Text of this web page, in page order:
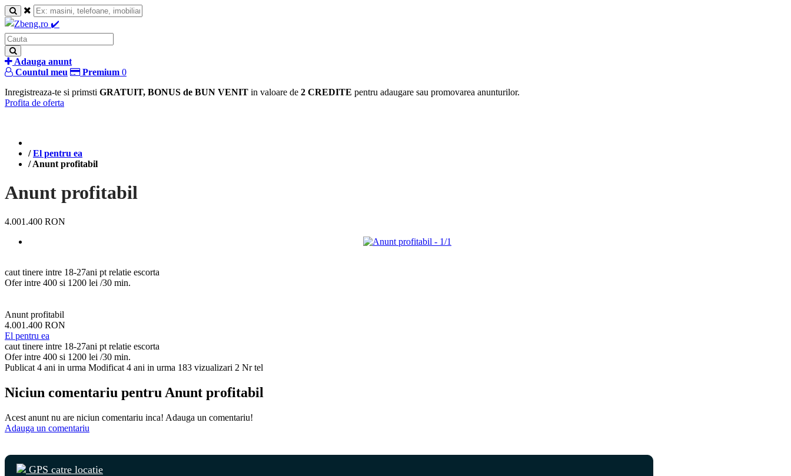
Adauga anunt
Countul meu
Premium 0
Inregistreaza-te si primsti GRATUIT, BONUS de BUN VENIT in valoare de 2 CREDITE pentru adaugare sau promovarea anunturilor.
Profita de oferta
/ El pentru ea
/ Anunt profitabil
Anunt profitabil
4.001.400 RON
caut tinere intre 18-27ani pt relatie escorta
Ofer intre 400 si 1200 lei /30 min.
Anunt profitabil
4.001.400 RON
El pentru ea
caut tinere intre 18-27ani pt relatie escorta
Ofer intre 400 si 1200 lei /30 min.
Publicat 4 ani in urma Modificat 4 ani in urma 183 vizualizari 2 Nr tel
Niciun comentariu pentru Anunt profitabil
Acest anunt nu are niciun comentariu inca! Adauga un comentariu!
Adauga un comentariu
GPS catre locatie